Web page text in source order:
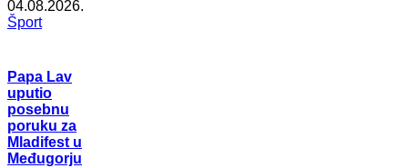
04.08.2026.
Šport
Papa Lav
uputio
posebnu
poruku za
Mladifest u
Međugorju